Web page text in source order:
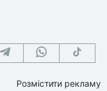
Розмістити рекламу